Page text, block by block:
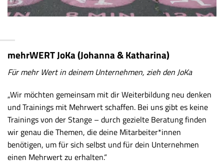
mehrWERT JoKa (Johanna & Katharina)
Für mehr Wert in deinem Unternehmen, zieh den JoKa
„Wir möchten gemeinsam mit dir Weiterbildung neu denken
und Trainings mit Mehrwert schaffen. Bei uns gibt es keine
Trainings von der Stange – durch gezielte Beratung finden
wir genau dieThemen, die deine Mitarbeiter*innen
benötigen, um für sich selbst und für dein Unternehmen
einen Mehrwert zu erhalten.“